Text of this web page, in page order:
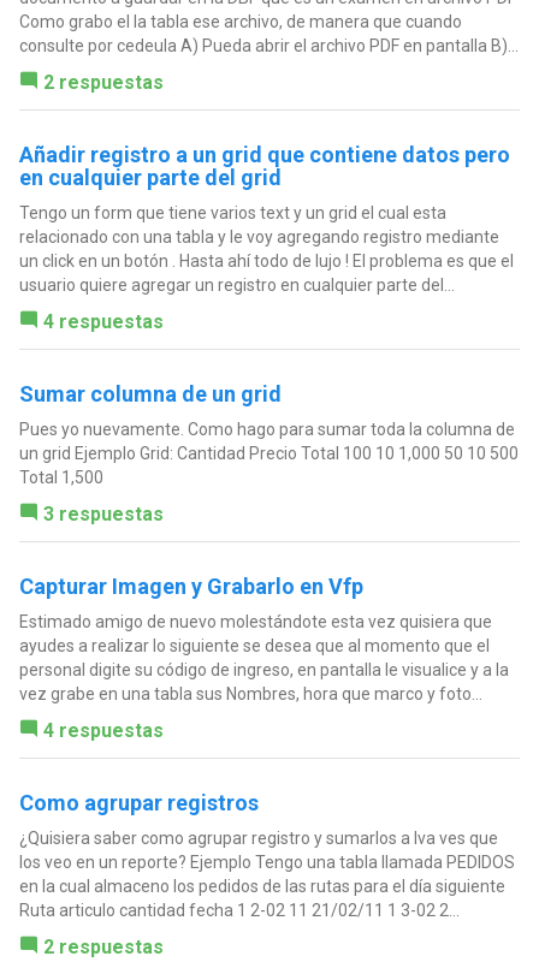
Como grabo el la tabla ese archivo, de manera que cuando
consulte por cedeula A) Pueda abrir el archivo PDF en pantalla B)...
2 respuestas
Añadir registro a un grid que contiene datos pero
en cualquier parte del grid
Tengo un form que tiene varios text y un grid el cual esta
relacionado con una tabla y le voy agregando registro mediante
un click en un botón . Hasta ahí todo de lujo ! El problema es que el
usuario quiere agregar un registro en cualquier parte del...
4 respuestas
Sumar columna de un grid
Pues yo nuevamente. Como hago para sumar toda la columna de
un grid Ejemplo Grid: Cantidad Precio Total 100 10 1,000 50 10 500
Total 1,500
3 respuestas
Capturar Imagen y Grabarlo en Vfp
Estimado amigo de nuevo molestándote esta vez quisiera que
ayudes a realizar lo siguiente se desea que al momento que el
personal digite su código de ingreso, en pantalla le visualice y a la
vez grabe en una tabla sus Nombres, hora que marco y foto...
4 respuestas
Como agrupar registros
¿Quisiera saber como agrupar registro y sumarlos a lva ves que
los veo en un reporte? Ejemplo Tengo una tabla llamada PEDIDOS
en la cual almaceno los pedidos de las rutas para el día siguiente
Ruta articulo cantidad fecha 1 2-02 11 21/02/11 1 3-02 2...
2 respuestas